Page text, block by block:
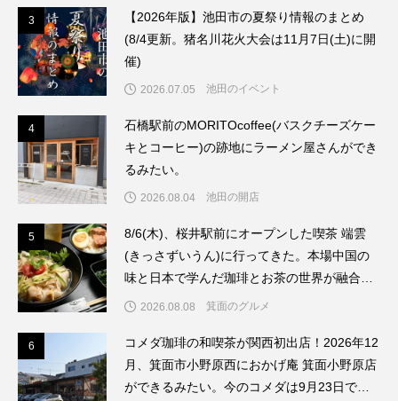
3
【2026年版】池田市の夏祭り情報のまとめ
(8/4更新。猪名川花火大会は11月7日(土)に開
催)
2026.07.05 池田のイベント
4
石橋駅前のMORITOcoffee(バスクチーズケー
キとコーヒー)の跡地にラーメン屋さんができ
るみたい。
2026.08.04 池田の開店
5
8/6(木)、桜井駅前にオープンした喫茶 端雲
(きっさずいうん)に行ってきた。本場中国の
味と日本で学んだ珈琲とお茶の世界が融合し
たお店だった。
2026.08.08 箕面のグルメ
6
コメダ珈琲の和喫茶が関西初出店！2026年12
月、箕面市小野原西におかげ庵 箕面小野原店
ができるみたい。今のコメダは9月23日で閉